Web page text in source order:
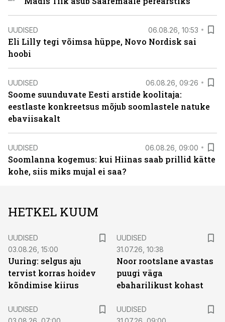
UUDISED 06.08.26, 10:53
Eli Lilly tegi võimsa hüppe, Novo Nordisk sai
hoobi
UUDISED 06.08.26, 09:26
Soome suunduvate Eesti arstide koolitaja:
eestlaste konkreetsus mõjub soomlastele natuke
ebaviisakalt
UUDISED 06.08.26, 09:00
Soomlanna kogemus: kui Hiinas saab prillid kätte
kohe, siis miks mujal ei saa?
HETKEL KUUM
UUDISED
03.08.26, 15:00
Uuring: selgus aju
tervist korras hoidev
kõndimise kiirus
UUDISED
31.07.26, 10:38
Noor rootslane avastas
puugi väga
ebaharilikust kohast
UUDISED
UUDISED